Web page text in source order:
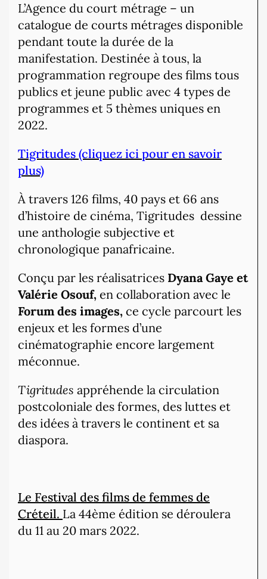
L’Agence du court métrage – un
catalogue de courts métrages disponible
pendant toute la durée de la
manifestation. Destinée à tous, la
programmation regroupe des films tous
publics et jeune public avec 4 types de
programmes et 5 thèmes uniques en
2022.
Tigritudes (cliquez ici pour en savoir
plus)
À travers 126 films, 40 pays et 66 ans
d’histoire de cinéma, Tigritudes dessine
une anthologie subjective et
chronologique panafricaine.
Conçu par les réalisatrices Dyana Gaye et
Valérie Osouf, en collaboration avec le
Forum des images, ce cycle parcourt les
enjeux et les formes d’une
cinématographie encore largement
méconnue.
Tigritudes appréhende la circulation
postcoloniale des formes, des luttes et
des idées à travers le continent et sa
diaspora.
Le Festival des films de femmes de
Créteil. La 44ème édition se déroulera
du 11 au 20 mars 2022.